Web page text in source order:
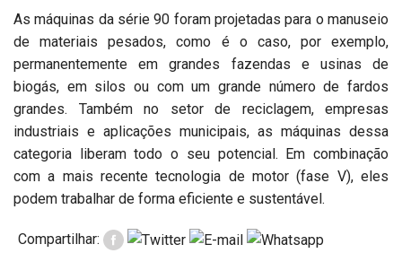
Marcas que
trabalhamos
Pesquisa de
satisfação
Pós-venda
Registre sua
máquina
Peças
Suporte
Manuais e vistas
Em direto
Blog
Imprensa
Contato
As máquinas da série 90 foram projetadas para o manuseio
de materiais pesados, como é o caso, por exemplo,
permanentemente em grandes fazendas e usinas de
biogás, em silos ou com um grande número de fardos
grandes. Também no setor de reciclagem, empresas
industriais e aplicações municipais, as máquinas dessa
categoria liberam todo o seu potencial. Em combinação
com a mais recente tecnologia de motor (fase V), eles
podem trabalhar de forma eficiente e sustentável.
Compartilhar: